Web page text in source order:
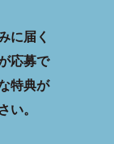
に届く
応募で
特典が
い。